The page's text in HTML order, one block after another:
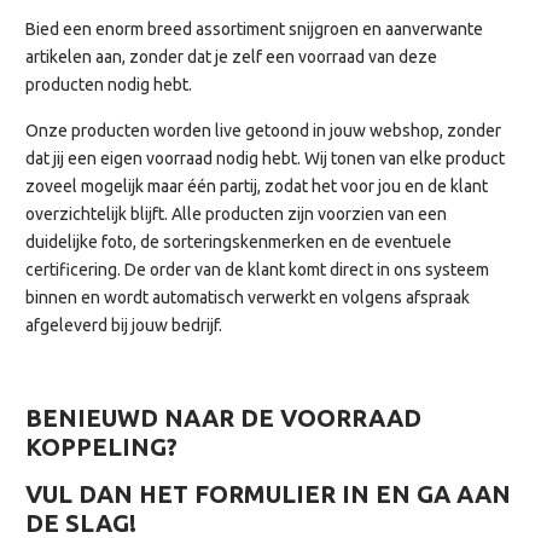
Bied een enorm breed assortiment snijgroen en aanverwante
artikelen aan, zonder dat je zelf een voorraad van deze
producten nodig hebt.
Onze producten worden live getoond in jouw webshop, zonder
dat jij een eigen voorraad nodig hebt. Wij tonen van elke product
zoveel mogelijk maar één partij, zodat het voor jou en de klant
overzichtelijk blijft. Alle producten zijn voorzien van een
duidelijke foto, de sorteringskenmerken en de eventuele
certificering. De order van de klant komt direct in ons systeem
binnen en wordt automatisch verwerkt en volgens afspraak
afgeleverd bij jouw bedrijf.
BENIEUWD NAAR DE VOORRAAD
KOPPELING?
VUL DAN HET FORMULIER IN EN GA AAN
DE SLAG!